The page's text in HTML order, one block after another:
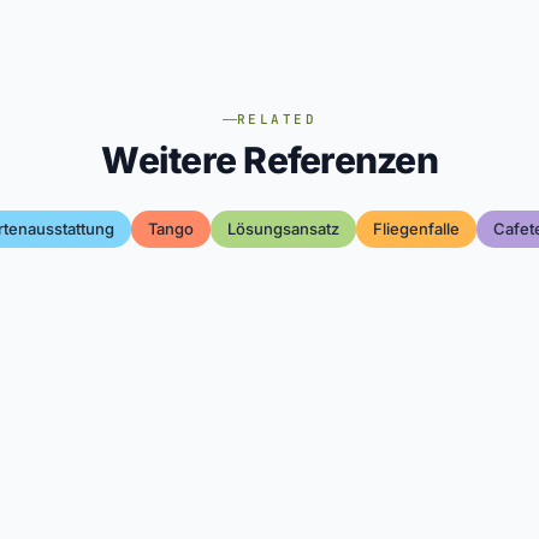
RELATED
Weitere Referenzen
Tango Lösungsansatz Fliegenfalle